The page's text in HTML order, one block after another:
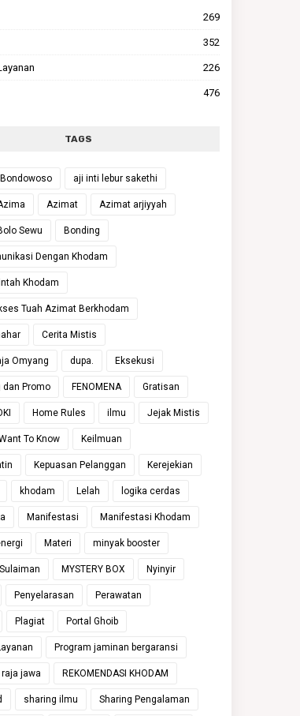
269
352
226
476
TAGS
aji inti lebur sakethi
Azimat Azimat arjiyyah
Sewu Bonding
Dengan Khodam
Khodam
Tuah Azimat Berkhodam
Cerita Mistis
Omyang dupa. Eksekusi
dan Promo FENOMENA Gratisan
Home Rules ilmu Jejak Mistis
To Know Keilmuan
Kepuasan Pelanggan Kerejekian
khodam Lelah logika cerdas
Manifestasi Manifestasi Khodam
Materi minyak booster
MYSTERY BOX Nyinyir
Penyelarasan Perawatan
Plagiat Portal Ghoib
Program jaminan bergaransi
raja jawa REKOMENDASI KHODAM
sharing ilmu Sharing Pengalaman